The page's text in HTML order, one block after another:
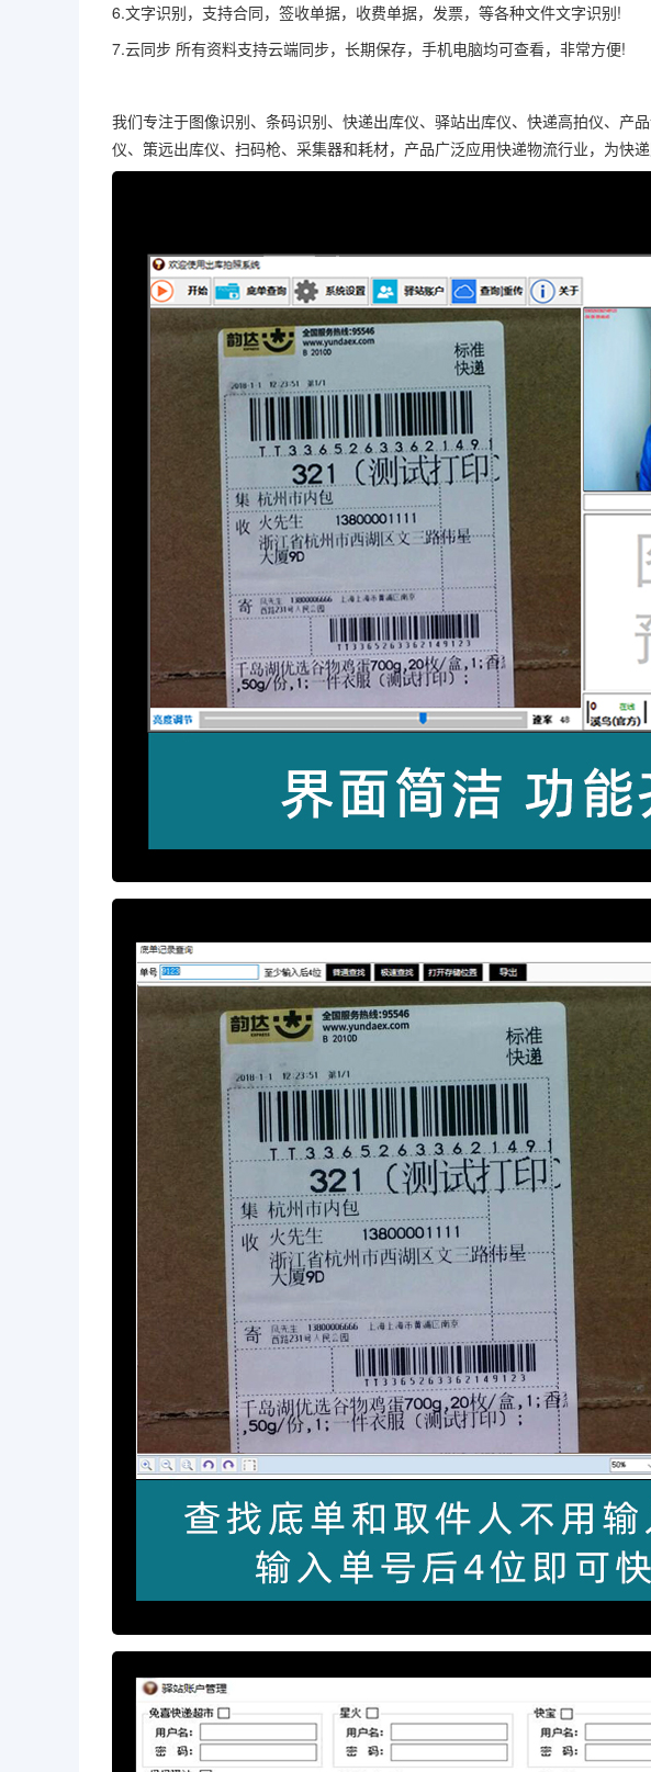
6.文字识别，支持合同，签收单据，收费单据，发票，等各种文件文字识别!
7.云同步 所有资料支持云端同步，长期保存，手机电脑均可查看，非常方便!
我们专注于图像识别、条码识别、快递出库仪、驿站出库仪、快递高拍仪、产
仪、策远出库仪、扫码枪、采集器和耗材，产品广泛应用快递物流行业，为快递